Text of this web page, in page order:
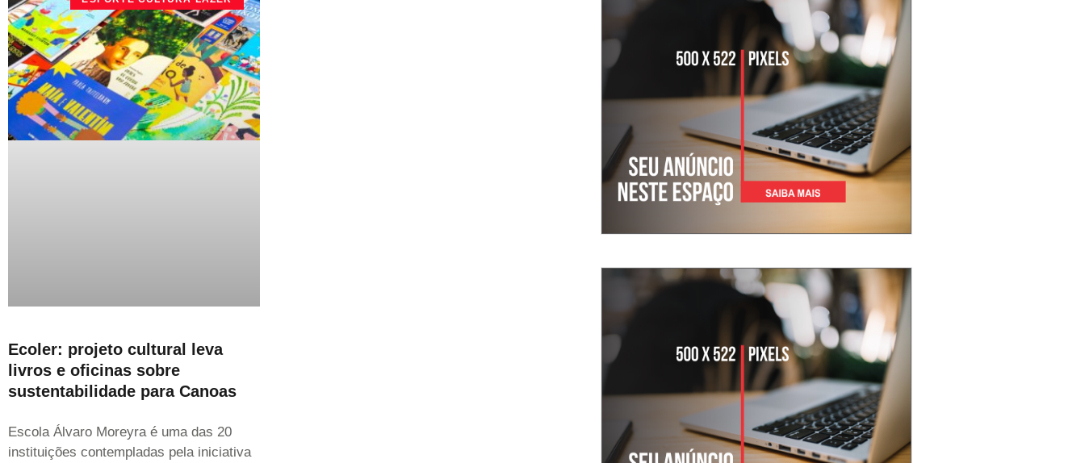
Ecoler: projeto cultural leva
livros e oficinas sobre
sustentabilidade para Canoas
Escola Álvaro Moreyra é uma das 20
instituições contempladas pela iniciativa